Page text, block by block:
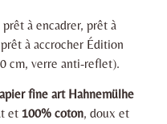
prêt à encadrer, prêt à
à accrocher Édition
cm, verre anti-reflet).
fine art Hahnemülhe
et 100% coton, doux et